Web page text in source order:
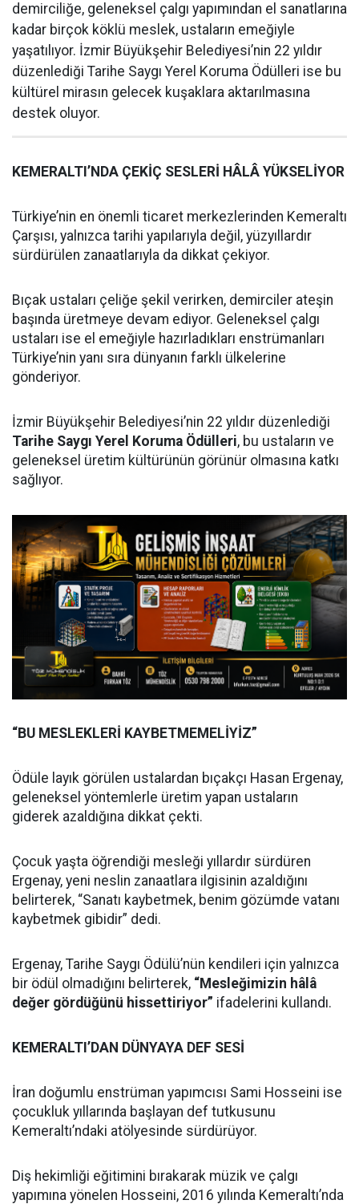
demirciliğe, geleneksel çalgı yapımından el sanatlarına
kadar birçok köklü meslek, ustaların emeğiyle
yaşatılıyor. İzmir Büyükşehir Belediyesi’nin 22 yıldır
düzenlediği Tarihe Saygı Yerel Koruma Ödülleri ise bu
kültürel mirasın gelecek kuşaklara aktarılmasına
destek oluyor.
KEMERALTI’NDA ÇEKİÇ SESLERİ HÂLÂ YÜKSELİYOR
Türkiye’nin en önemli ticaret merkezlerinden Kemeraltı
Çarşısı, yalnızca tarihi yapılarıyla değil, yüzyıllardır
sürdürülen zanaatlarıyla da dikkat çekiyor.
Bıçak ustaları çeliğe şekil verirken, demirciler ateşin
başında üretmeye devam ediyor. Geleneksel çalgı
ustaları ise el emeğiyle hazırladıkları enstrümanları
Türkiye’nin yanı sıra dünyanın farklı ülkelerine
gönderiyor.
İzmir Büyükşehir Belediyesi’nin 22 yıldır düzenlediği
Tarihe Saygı Yerel Koruma Ödülleri, bu ustaların ve
geleneksel üretim kültürünün görünür olmasına katkı
sağlıyor.
“BU MESLEKLERİ KAYBETMEMELİYİZ”
Ödüle layık görülen ustalardan bıçakçı Hasan Ergenay,
geleneksel yöntemlerle üretim yapan ustaların
giderek azaldığına dikkat çekti.
Çocuk yaşta öğrendiği mesleği yıllardır sürdüren
Ergenay, yeni neslin zanaatlara ilgisinin azaldığını
belirterek, “Sanatı kaybetmek, benim gözümde vatanı
kaybetmek gibidir” dedi.
Ergenay, Tarihe Saygı Ödülü’nün kendileri için yalnızca
bir ödül olmadığını belirterek, “Mesleğimizin hâlâ
değer gördüğünü hissettiriyor” ifadelerini kullandı.
KEMERALTI’DAN DÜNYAYA DEF SESİ
İran doğumlu enstrüman yapımcısı Sami Hosseini ise
çocukluk yıllarında başlayan def tutkusunu
Kemeraltı’ndaki atölyesinde sürdürüyor.
Diş hekimliği eğitimini bırakarak müzik ve çalgı
yapımına yönelen Hosseini, 2016 yılında Kemeraltı’nda